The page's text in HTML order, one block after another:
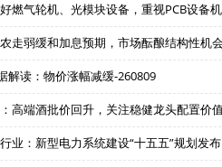
燃气轮机、光模块设备，重视PCB设备
走弱缓和加息预期，市场酝酿结构性机
解读：物价涨幅减缓-260809
高端酒批价回升，关注稳健龙头配置价
业：新型电力系统建设“十五五”规划发